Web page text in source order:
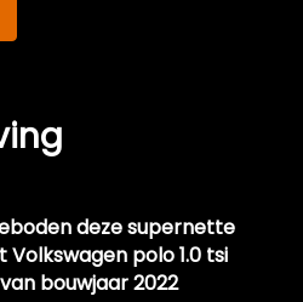
correctie
groot
deze supernette
polo 1.0 tsi
bouwjaar 2022